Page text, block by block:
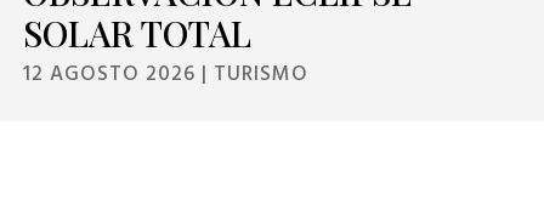
SOLAR TOTAL
12 AGOSTO 2026 | TURISMO